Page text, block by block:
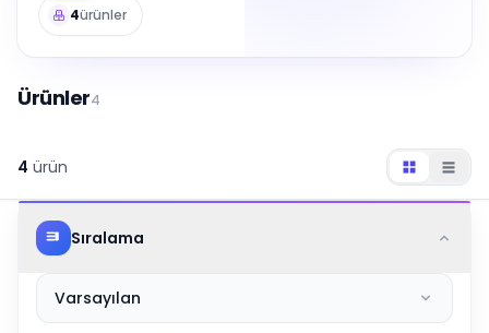
4ürünler
Ürünler4
4 ürün
Sıralama
Varsayılan